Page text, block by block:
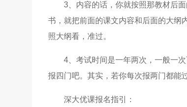
3、内容的话，你就按照那教材后
书，就把前面的课文内容和后面的大纲
照大纲看，准过。
4、考试时间是一年两次，一般一
报四门吧。其实，若你每次报两门都能
深大优课报名指引：